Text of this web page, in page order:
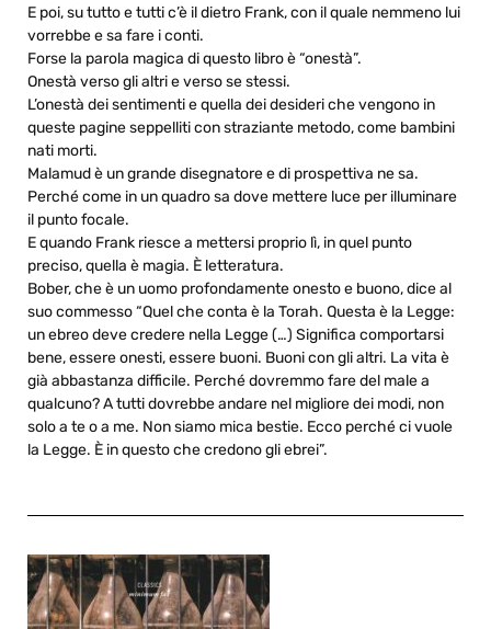
E poi, su tutto e tutti c’è il dietro Frank, con il quale nemmeno lui
vorrebbe e sa fare i conti.
Forse la parola magica di questo libro è “onestà”.
Onestà verso gli altri e verso se stessi.
L’onestà dei sentimenti e quella dei desideri che vengono in
queste pagine seppelliti con straziante metodo, come bambini
nati morti.
Malamud è un grande disegnatore e di prospettiva ne sa.
Perché come in un quadro sa dove mettere luce per illuminare
il punto focale.
E quando Frank riesce a mettersi proprio lì, in quel punto
preciso, quella è magia. È letteratura.
Bober, che è un uomo profondamente onesto e buono, dice al
suo commesso “Quel che conta è la Torah. Questa è la Legge:
un ebreo deve credere nella Legge (…) Significa comportarsi
bene, essere onesti, essere buoni. Buoni con gli altri. La vita è
già abbastanza difficile. Perché dovremmo fare del male a
qualcuno? A tutti dovrebbe andare nel migliore dei modi, non
solo a te o a me. Non siamo mica bestie. Ecco perché ci vuole
la Legge. È in questo che credono gli ebrei”.